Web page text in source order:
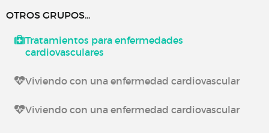
OTROS GRUPOS...
Tratamientos para enfermedades
cardiovasculares
Viviendo con una enfermedad cardiovascular
Viviendo con una enfermedad cardiovascular